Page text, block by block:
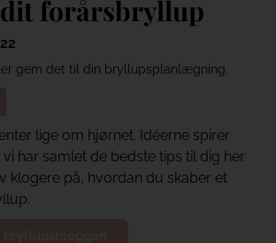
forårsbryllup
gem det til din bryllupsplanlægning,
lige om hjørnet. Idéerne spirer
har samlet de bedste tips til dig her.
klogere på, hvordan du skaber et